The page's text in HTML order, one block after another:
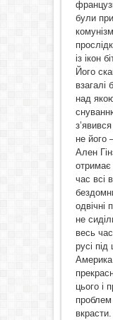
були
із ікон
Його
взагалі
над
не його
Ален
отримає
час всі
одвічні
не
весь
русі під
цього і